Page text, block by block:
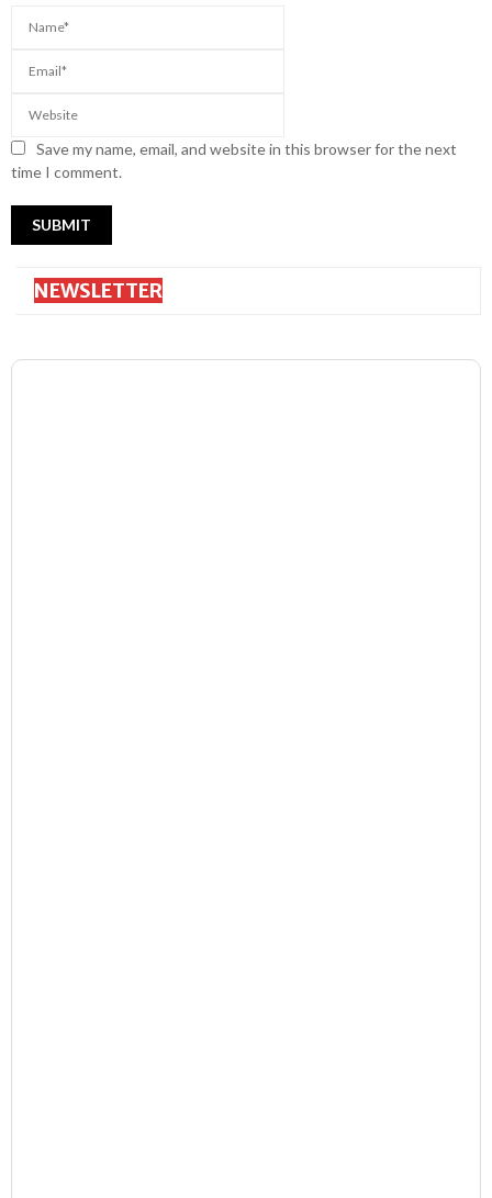
Save my name, email, and website in this browser for the next
time I comment.
NEWSLETTER